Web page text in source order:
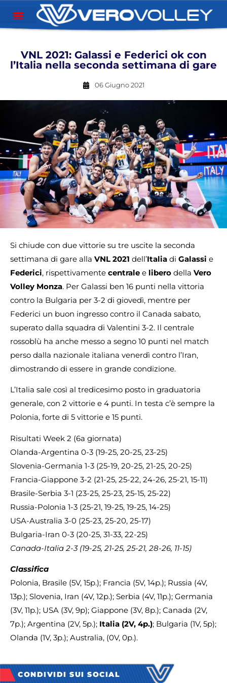
VNL 2021: Galassi e Federici ok con
l’Italia nella seconda settimana di gare
06 Giugno 2021
Si chiude con due vittorie su tre uscite la seconda
settimana di gare alla VNL 2021 dell’Italia di Galassi e
Federici, rispettivamente centrale e libero della Vero
Volley Monza. Per Galassi ben 16 punti nella vittoria
contro la Bulgaria per 3-2 di giovedì, mentre per
Federici un buon ingresso contro il Canada sabato,
superato dalla squadra di Valentini 3-2. Il centrale
rossoblù ha anche messo a segno 10 punti nel match
perso dalla nazionale italiana venerdì contro l’Iran,
dimostrando di essere in grande condizione.
L’Italia sale così al tredicesimo posto in graduatoria
generale, con 2 vittorie e 4 punti. In testa c’è sempre la
Polonia, forte di 5 vittorie e 15 punti.
Risultati Week 2 (6a giornata)
Olanda-Argentina 0-3 (19-25, 20-25, 23-25)
Slovenia-Germania 1-3 (25-19, 20-25, 21-25, 20-25)
Francia-Giappone 3-2 (21-25, 25-22, 24-26, 25-21, 15-11)
Brasile-Serbia 3-1 (23-25, 25-23, 25-15, 25-22)
Russia-Polonia 1-3 (25-21, 19-25, 19-25, 14-25)
USA-Australia 3-0 (25-23, 25-20, 25-17)
Bulgaria-Iran 0-3 (20-25, 31-33, 22-25)
Canada-Italia 2-3 (19-25, 21-25, 25-21, 28-26, 11-15)
Classifica
Polonia, Brasile (5V, 15p.); Francia (5V, 14p.); Russia (4V,
13p.); Slovenia, Iran (4V, 12p.); Serbia (4V, 11p.); Germania
(3V, 11p.); USA (3V, 9p); Giappone (3V, 8p.); Canada (2V,
7p.); Argentina (2V, 5p.); Italia (2V, 4p.); Bulgaria (1V, 5p);
Olanda (1V, 3p.); Australia, (0V, 0p.).
CONDIVIDI SUI SOCIAL